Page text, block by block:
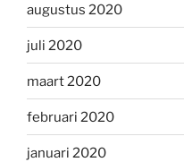
augustus 2020
juli 2020
maart 2020
februari 2020
januari 2020